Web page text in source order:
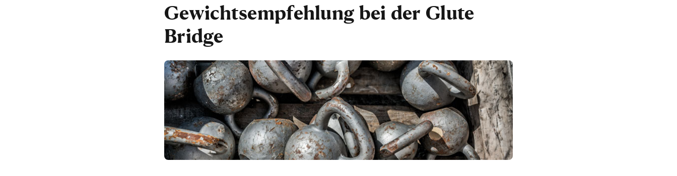
Gewichtsempfehlung bei der Glute
Bridge